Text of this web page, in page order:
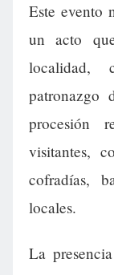
Este evento
un acto
localidad,
patronazgo
procesión
visitantes,
cofradías,
locales.
La